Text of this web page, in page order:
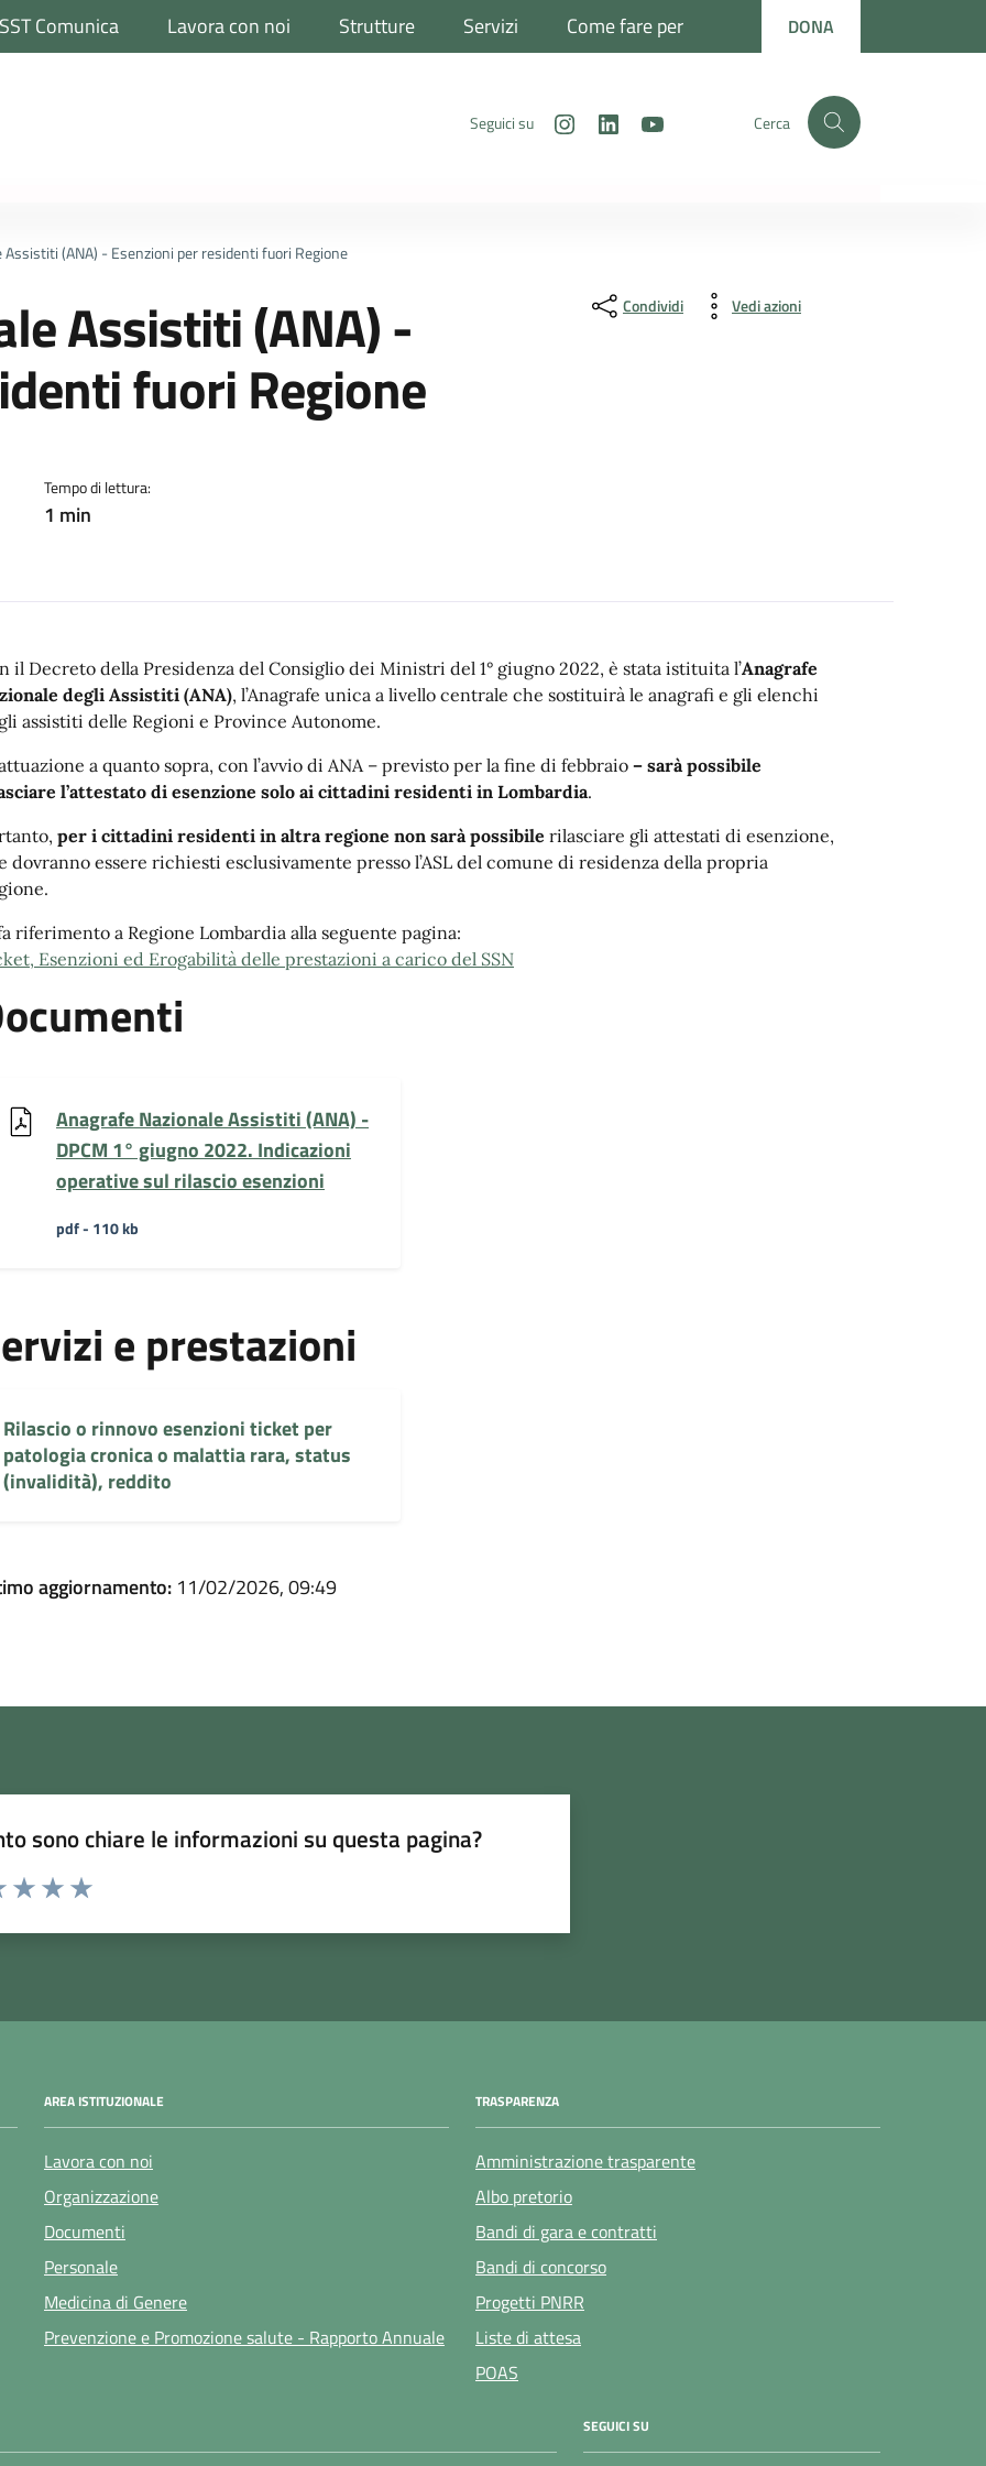
Comunica Lavora con noi Strutture Servizi Come fare per DONA
Seguici su Instagram
LinkedIn Cerca
(ANA) - Esenzioni per residenti fuori Regione
Assistiti (ANA) -
fuori Regione
Tempo di lettura:
1 min
Condividi Vedi azioni
il Decreto della Presidenza del Consiglio dei Ministri del 1° giugno 2022, è stata istituita l’Anagrafe
degli Assistiti (ANA), l’Anagrafe unica a livello centrale che sostituirà le anagrafi e gli elenchi
assistiti delle Regioni e Province Autonome.
a quanto sopra, con l’avvio di ANA – previsto per la fine di febbraio – sarà possibile
l’attestato di esenzione solo ai cittadini residenti in Lombardia.
per i cittadini residenti in altra regione non sarà possibile rilasciare gli attestati di esenzione,
dovranno essere richiesti esclusivamente presso l’ASL del comune di residenza della propria
riferimento a Regione Lombardia alla seguente pagina:
Esenzioni ed Erogabilità delle prestazioni a carico del SSN
Anagrafe Nazionale Assistiti (ANA) -
DPCM 1° giugno 2022. Indicazioni
operative sul rilascio esenzioni
pdf - 110 kb
e prestazioni
Rilascio o rinnovo esenzioni ticket per
patologia cronica o malattia rara, status
(invalidità), reddito
aggiornamento: 11/02/2026, 09:49
sono chiare le informazioni su questa pagina?
AREA ISTITUZIONALE
Lavora con noi
Organizzazione
Documenti
Personale
Medicina di Genere
Prevenzione e Promozione salute - Rapporto Annuale
TRASPARENZA
Amministrazione trasparente
Albo pretorio
Bandi di gara e contratti
Bandi di concorso
Progetti PNRR
Liste di attesa
POAS
SEGUICI SU